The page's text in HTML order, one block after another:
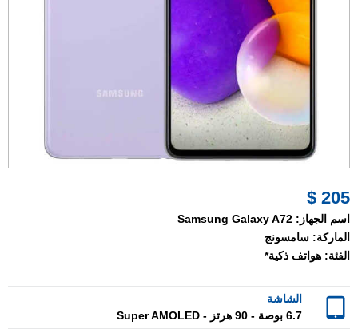
205 $
اسم الجهاز: Samsung Galaxy A72
الماركة: سامسونج
الفئة: هواتف ذكية*
الشاشة
6.7 بوصة - 90 هرتز - Super AMOLED